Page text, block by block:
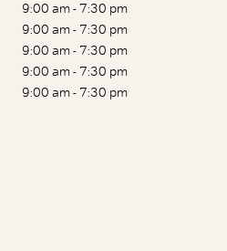
9:00 am - 7:30 pm
9:00 am - 7:30 pm
9:00 am - 7:30 pm
9:00 am - 7:30 pm
9:00 am - 7:30 pm